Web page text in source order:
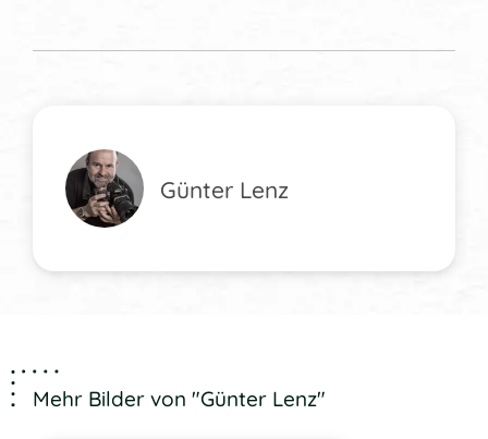
Günter Lenz
Mehr Bilder von "Günter Lenz"